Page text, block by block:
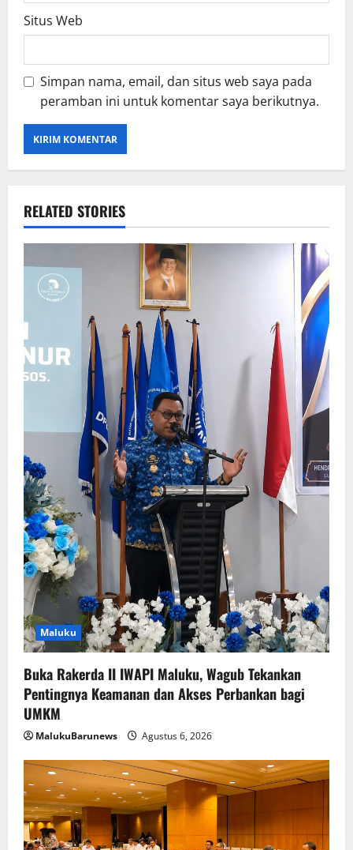
Situs Web
Simpan nama, email, dan situs web saya pada
peramban ini untuk komentar saya berikutnya.
RELATED STORIES
Maluku
Buka Rakerda II IWAPI Maluku, Wagub Tekankan
Pentingnya Keamanan dan Akses Perbankan bagi
UMKM
MalukuBarunews Agustus 6, 2026